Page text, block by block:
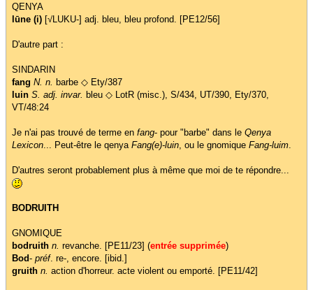
QENYA
lūne (i) [√LUKU-] adj. bleu, bleu profond. [PE12/56]
D'autre part :
SINDARIN
fang N. n. barbe ◇ Ety/387
luin S. adj. invar. bleu ◇ LotR (misc.), S/434, UT/390, Ety/370,
VT/48:24
Je n'ai pas trouvé de terme en fang- pour "barbe" dans le Qenya
Lexicon... Peut-être le qenyaFang(e)-luin, ou le gnomique Fang-luim.
D'autres seront probablement plus à même que moi de te répondre...
BODRUITH
GNOMIQUE
bodruith n. revanche. [PE11/23] (entrée supprimée)
Bod- préf. re-, encore. [ibid.]
gruith n. action d'horreur. acte violent ou emporté. [PE11/42]